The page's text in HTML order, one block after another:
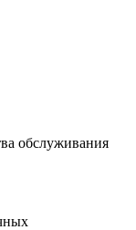
обслуживания